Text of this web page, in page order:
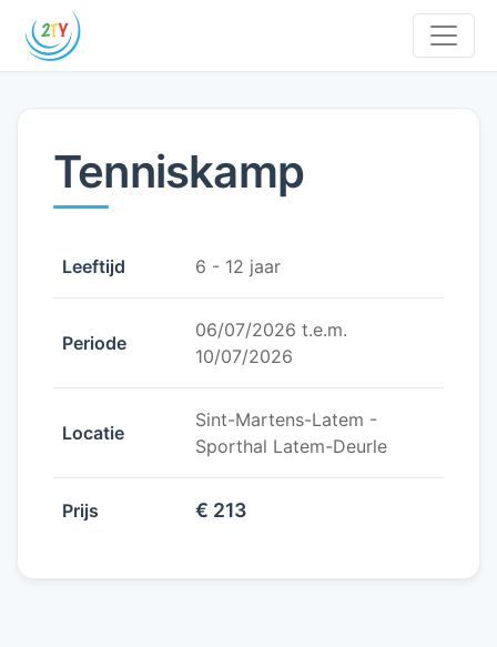
Tenniskamp
Leeftijd 6 - 12 jaar
Periode
06/07/2026 t.e.m.
10/07/2026
Locatie
Sint-Martens-Latem -
Sporthal Latem-Deurle
Prijs € 213